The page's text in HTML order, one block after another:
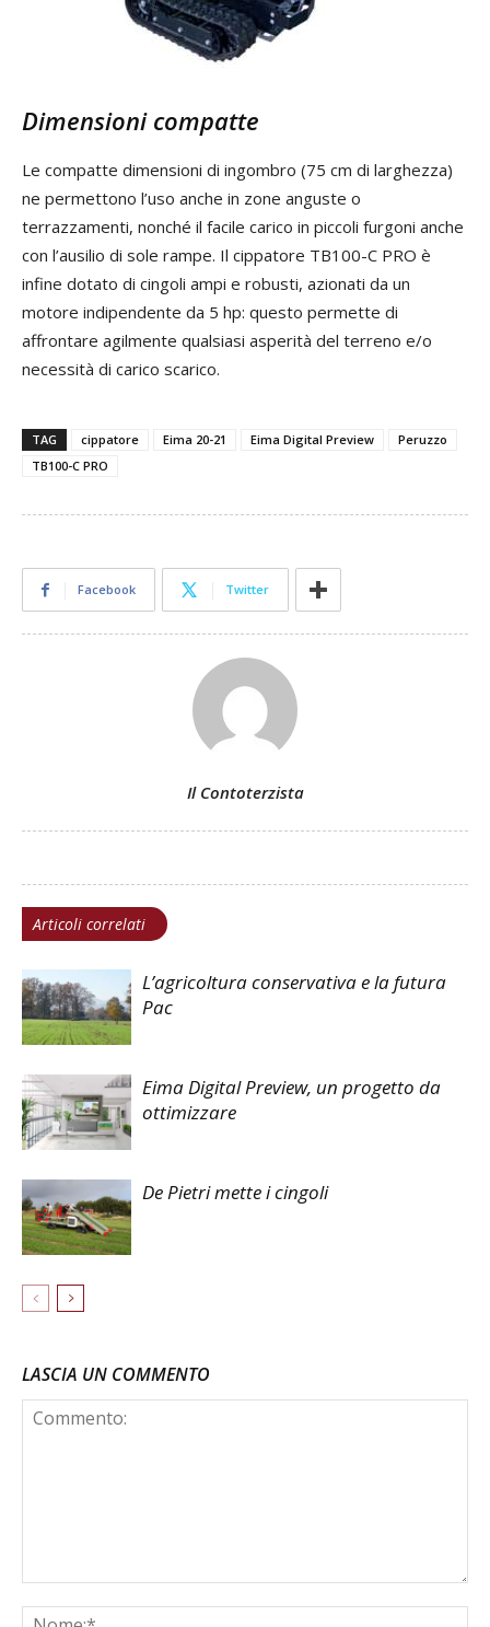
Dimensioni compatte
Le compatte dimensioni di ingombro (75 cm di larghezza)
ne permettono l’uso anche in zone anguste o
terrazzamenti, nonché il facile carico in piccoli furgoni anche
con l’ausilio di sole rampe. Il cippatore TB100-C PRO è
infine dotato di cingoli ampi e robusti, azionati da un
motore indipendente da 5 hp: questo permette di
affrontare agilmente qualsiasi asperità del terreno e/o
necessità di carico scarico.
TAG cippatore Eima 20-21 Eima Digital Preview
Peruzzo
TB100-C PRO
Facebook Twitter
Il Contoterzista
Articoli correlati
L’agricoltura conservativa e la futura
Pac
Eima Digital Preview, un progetto da
ottimizzare
De Pietri mette i cingoli
LASCIA UN COMMENTO